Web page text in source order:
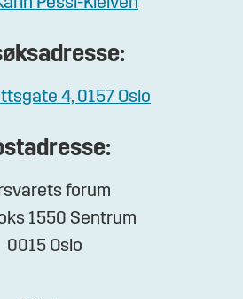
4, 0157 Oslo
forum
1550 Sentrum
0015 Oslo